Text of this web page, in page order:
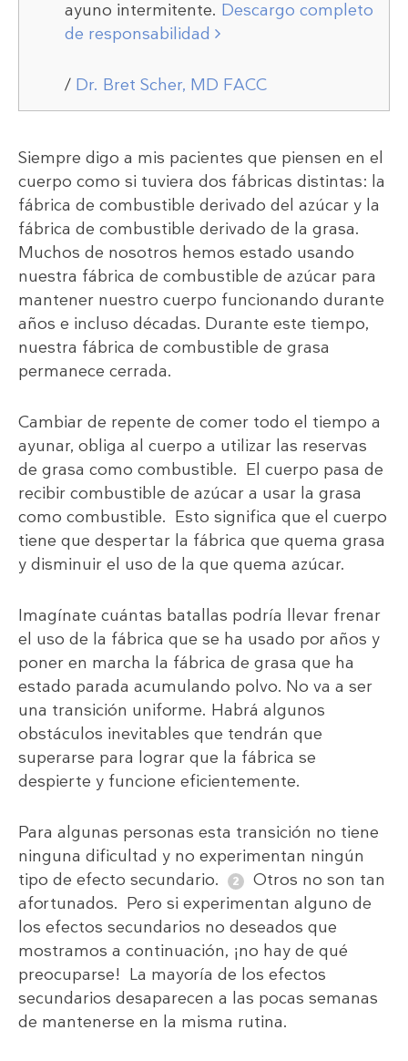
ayuno intermitente. Descargo completo
de responsabilidad
/ Dr. Bret Scher, MD FACC
Siempre digo a mis pacientes que piensen en el
cuerpo como si tuviera dos fábricas distintas: la
fábrica de combustible derivado del azúcar y la
fábrica de combustible derivado de la grasa.
Muchos de nosotros hemos estado usando
nuestra fábrica de combustible de azúcar para
mantener nuestro cuerpo funcionando durante
años e incluso décadas. Durante este tiempo,
nuestra fábrica de combustible de grasa
permanece cerrada.
Cambiar de repente de comer todo el tiempo a
ayunar, obliga al cuerpo a utilizar las reservas
de grasa como combustible. El cuerpo pasa de
recibir combustible de azúcar a usar la grasa
como combustible. Esto significa que el cuerpo
tiene que despertar la fábrica que quema grasa
y disminuir el uso de la que quema azúcar.
Imagínate cuántas batallas podría llevar frenar
el uso de la fábrica que se ha usado por años y
poner en marcha la fábrica de grasa que ha
estado parada acumulando polvo. No va a ser
una transición uniforme. Habrá algunos
obstáculos inevitables que tendrán que
superarse para lograr que la fábrica se
despierte y funcione eficientemente.
Para algunas personas esta transición no tiene
ninguna dificultad y no experimentan ningún
tipo de efecto secundario.
Otros no son tan
afortunados. Pero si experimentan alguno de
los efectos secundarios no deseados que
mostramos a continuación, ¡no hay de qué
preocuparse! La mayoría de los efectos
secundarios desaparecen a las pocas semanas
de mantenerse en la misma rutina.